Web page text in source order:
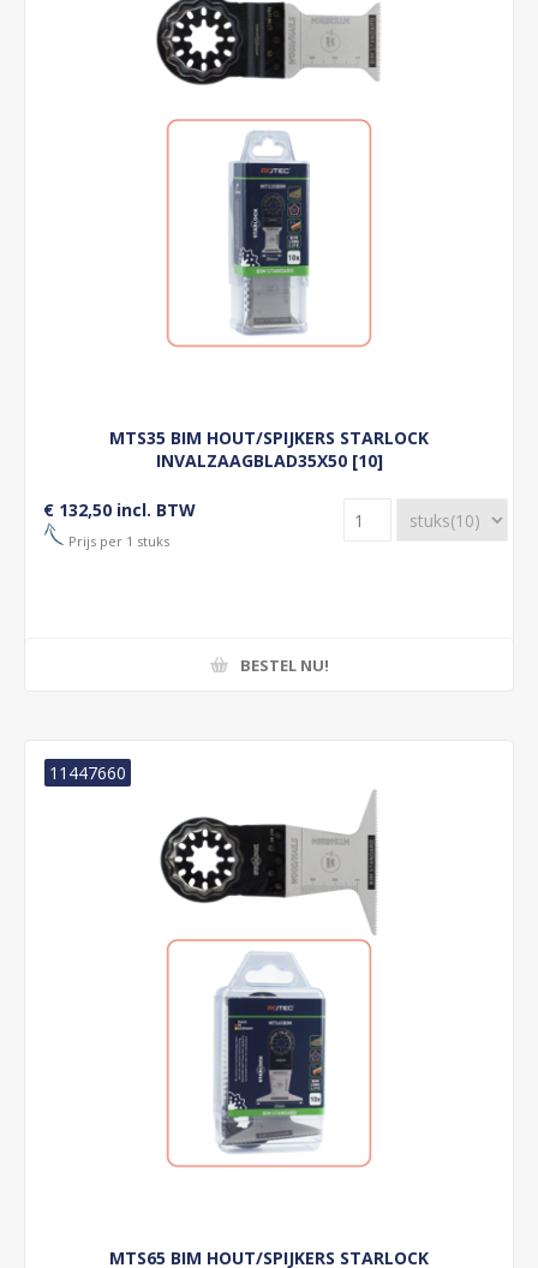
MTS35 BIM HOUT/SPIJKERS STARLOCK
INVALZAAGBLAD35X50 [10]
€ 132,50 incl. BTW
Prijs per 1 stuks
BESTEL NU!
MTS65 BIM HOUT/SPIJKERS STARLOCK
11447660